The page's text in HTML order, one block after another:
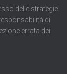
delle strategie
di
errata dei